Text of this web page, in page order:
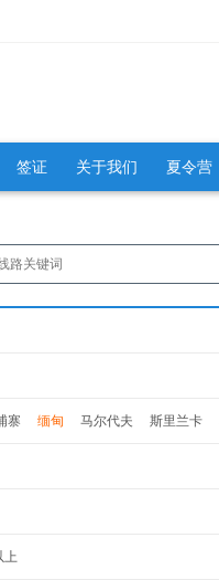
签证 关于我们 夏令营
寨 缅甸 马尔代夫 斯里兰卡
上